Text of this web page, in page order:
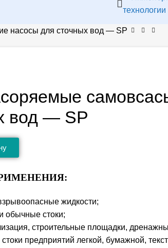
насосы для сточных вод — SP
вод — SP
жидкости;
обычные стоки;
строительные площадки,
предприятий легкой, бумажной,